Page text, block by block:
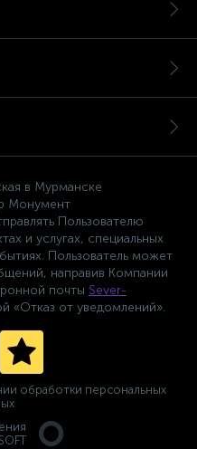
в Мурманске
Монумент
Пользователю
и услугах, специальных
Пользователь может
направив Компании
почты Sever-
«Отказ от уведомлений».
обработки персональных